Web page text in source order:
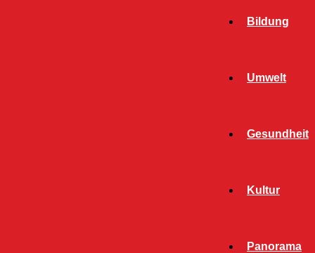
Bildung
Umwelt
Gesundheit
Kultur
Panorama